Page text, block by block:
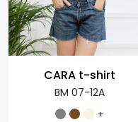
CARA t-shirt
BM 07-12A
+